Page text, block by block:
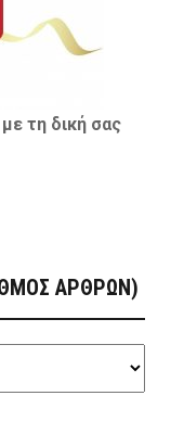
τη δική σας
ΑΡΘΡΩΝ)